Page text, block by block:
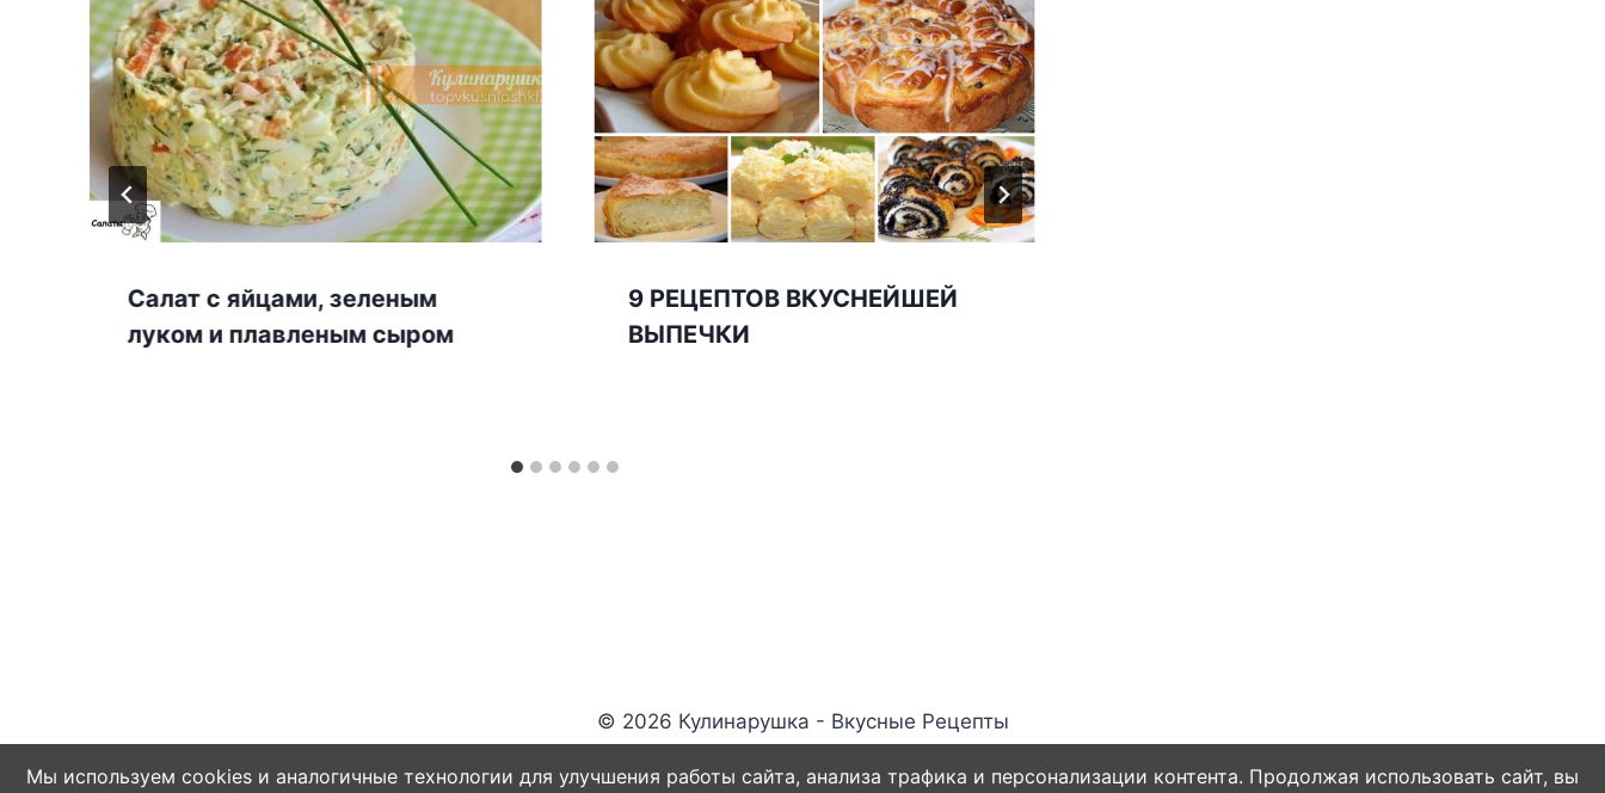
Салат с яйцами, зеленым
луком и плавленым сыром
9 ΡЕЦЕΠТОΒ ВКУСНЕЙШЕЙ
ВЫПЕЧКИ
© 2026 Кулинарушка - Вкусные Рецепты
Мы используем cookies и аналогичные технологии для улучшения работы сайта, анализа трафика и персонализации контента. Продолжая использовать сайт, вы